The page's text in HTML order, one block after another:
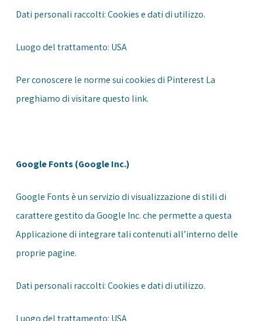
Dati personali raccolti: Cookies e dati di utilizzo.
Luogo del trattamento: USA
Per conoscere le norme sui cookies di Pinterest La
preghiamo di visitare questo link.
Google Fonts (Google Inc.)
Google Fonts è un servizio di visualizzazione di stili di
carattere gestito da Google Inc. che permette a questa
Applicazione di integrare tali contenuti all’interno delle
proprie pagine.
Dati personali raccolti: Cookies e dati di utilizzo.
Luogo del trattamento: USA